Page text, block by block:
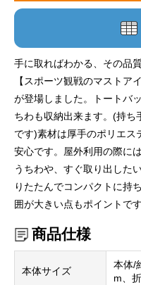
手に取ればわかる、その品
【スポーツ観戦のマストア
が登場しました。トートバ
ちわも収納出来ます。(持ち
です)素材は厚手のポリエス
安心です。屋外利用の際に
うちわや、すぐ取り出した
りたたんでコンパクトに持
囲が大きい点もポイントで
商品仕様
本体サイズ
本体/
m、